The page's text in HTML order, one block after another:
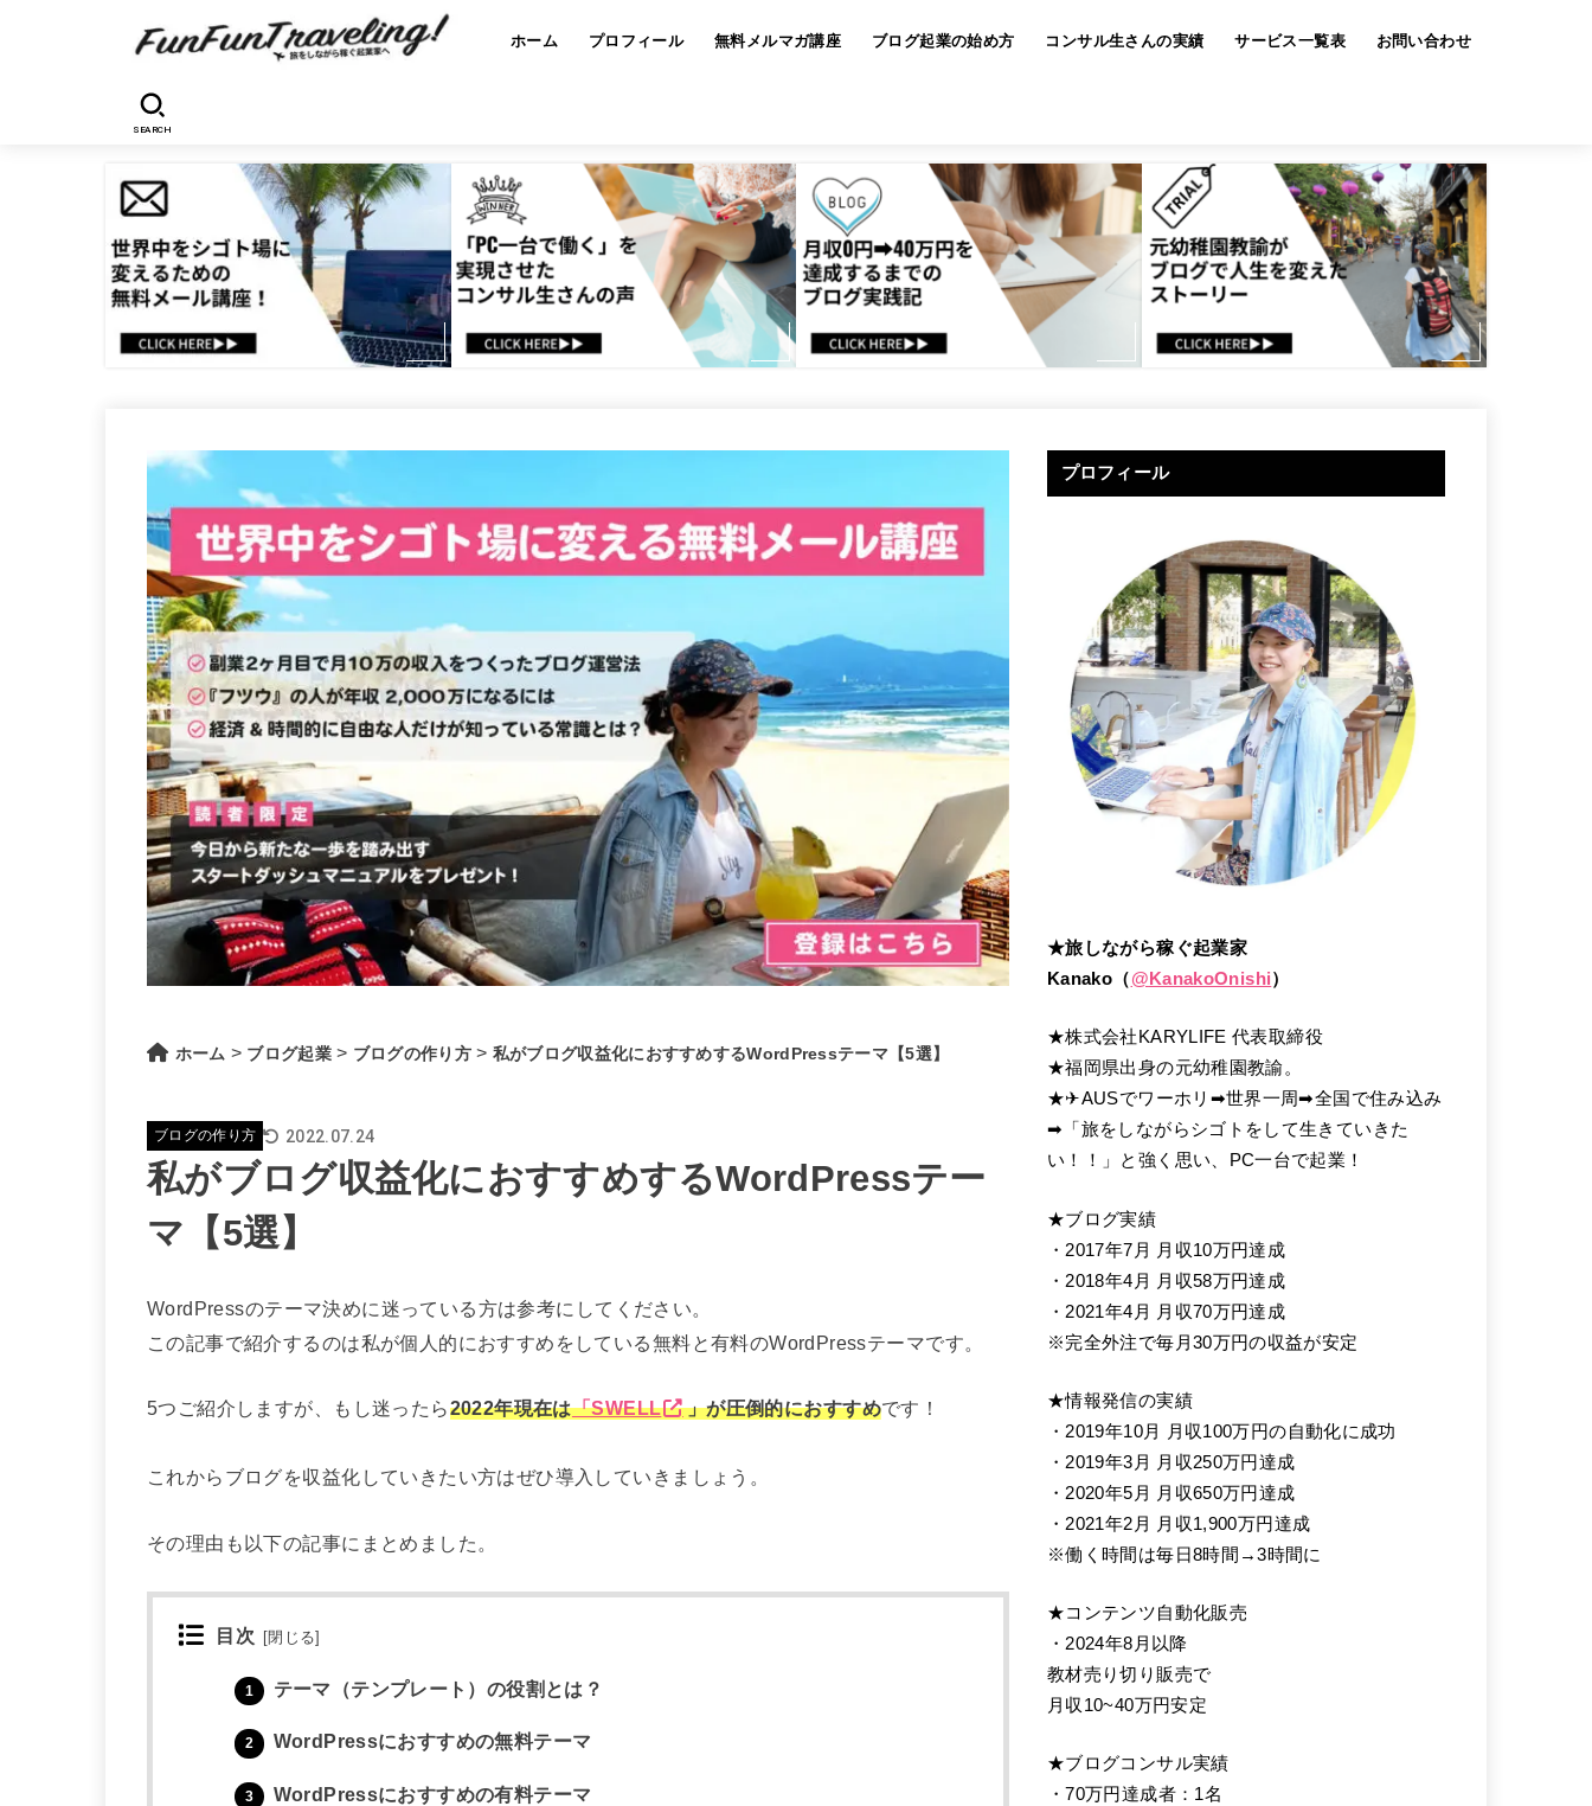
ホーム プロフィール 無料メルマガ講座 ブログ起業の始め方 コンサル生さんの実績 サービス一覧表 お問い合わせ
SEARCH
ホーム > ブログ起業> ブログの作り方> 私がブログ収益化におすすめするWordPressテーマ【5選】
ブログの作り方 2022.07.24
私がブログ収益化におすすめするWordPressテー
マ【5選】
WordPressのテーマ決めに迷っている方は参考にしてください。
この記事で紹介するのは私が個人的におすすめをしている無料と有料のWordPressテーマです。
5つご紹介しますが、もし迷ったら2022年現在は「SWELL 」が圧倒的におすすめです！
これからブログを収益化していきたい方はぜひ導入していきましょう。
その理由も以下の記事にまとめました。
目次 閉じる
1 テーマ（テンプレート）の役割とは？
2 WordPressにおすすめの無料テーマ
3 WordPressにおすすめの有料テーマ
プロフィール
★旅しながら稼ぐ起業家
Kanako（@ KanakoOnishi）
★株式会社KARYLIFE 代表取締役
★福岡県出身の元幼稚園教諭。
★✈AUSでワーホリ➡世界一周➡全国で住み込み
➡「旅をしながらシゴトをして生きていきた
い！！」と強く思い、PC一台で起業！
★ブログ実績
・2017年7月 月収10万円達成
・2018年4月 月収58万円達成
・2021年4月 月収70万円達成
※完全外注で毎月30万円の収益が安定
★情報発信の実績
・2019年10月 月収100万円の自動化に成功
・2019年3月 月収250万円達成
・2020年5月 月収650万円達成
・2021年2月 月収1,900万円達成
※働く時間は毎日8時間→3時間に
★コンテンツ自動化販売
・2024年8月以降
教材売り切り販売で
月収10~40万円安定
★ブログコンサル実績
・70万円達成者：1名